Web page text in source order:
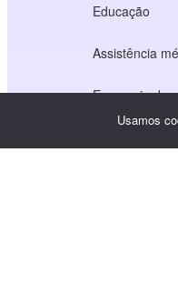
Educação
Assistência
Economia
Usamos